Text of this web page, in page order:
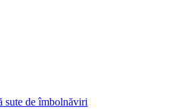
sute de îmbolnăviri